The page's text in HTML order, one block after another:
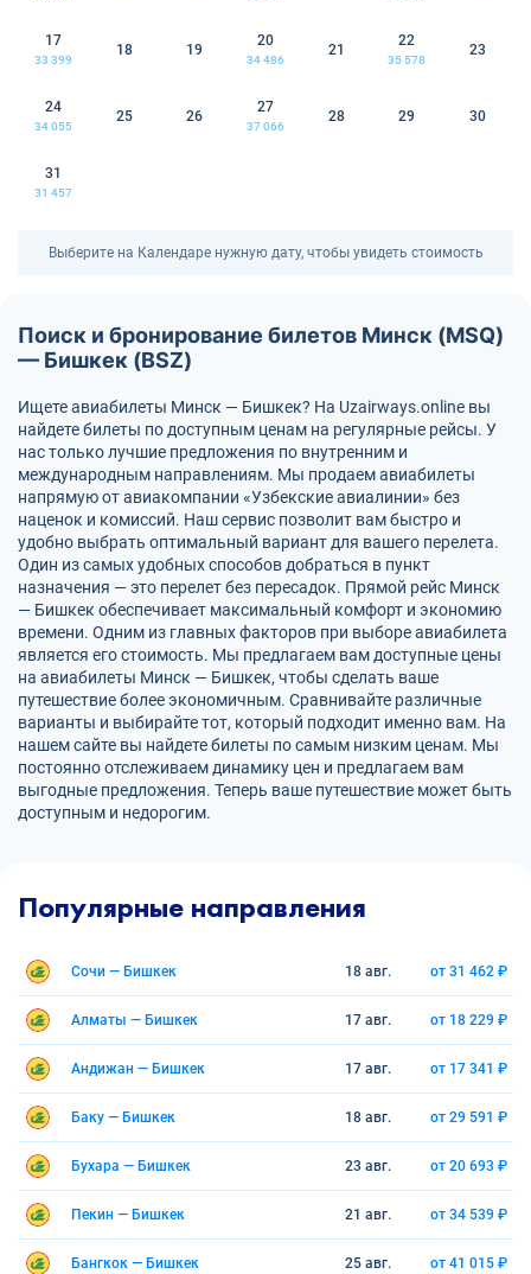
17
33 399
18 19
20
34 486
21
22
35 578
23
24
34 055
25 26
27
37 066
28 29 30
31
31 457
Выберите на Календаре нужную дату, чтобы увидеть стоимость
Поиск и бронирование билетов Минск (MSQ)
— Бишкек (BSZ)
Ищете авиабилеты Минск — Бишкек? На Uzairways.online вы
найдете билеты по доступным ценам на регулярные рейсы. У
нас только лучшие предложения по внутренним и
международным направлениям. Мы продаем авиабилеты
напрямую от авиакомпании «Узбекские авиалинии» без
наценок и комиссий. Наш сервис позволит вам быстро и
удобно выбрать оптимальный вариант для вашего перелета.
Один из самых удобных способов добраться в пункт
назначения — это перелет без пересадок. Прямой рейс Минск
— Бишкек обеспечивает максимальный комфорт и экономию
времени. Одним из главных факторов при выборе авиабилета
является его стоимость. Мы предлагаем вам доступные цены
на авиабилеты Минск — Бишкек, чтобы сделать ваше
путешествие более экономичным. Сравнивайте различные
варианты и выбирайте тот, который подходит именно вам. На
нашем сайте вы найдете билеты по самым низким ценам. Мы
постоянно отслеживаем динамику цен и предлагаем вам
выгодные предложения. Теперь ваше путешествие может быть
доступным и недорогим.
Популярные направления
Сочи — Бишкек 18 авг. от 31 462 ₽
Алматы — Бишкек 17 авг. от 18 229 ₽
Андижан — Бишкек 17 авг. от 17 341 ₽
Баку — Бишкек 18 авг. от 29 591 ₽
Бухара — Бишкек 23 авг. от 20 693 ₽
Пекин — Бишкек 21 авг. от 34 539 ₽
Бангкок — Бишкек 25 авг. от 41 015 ₽